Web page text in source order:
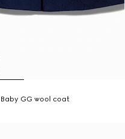
Baby GG wool coat